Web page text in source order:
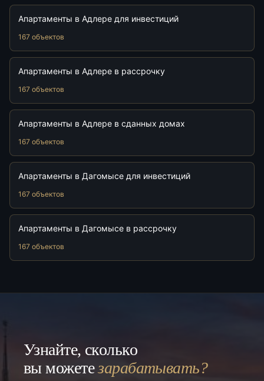
Апартаменты в Адлере для инвестиций
167 объектов
Апартаменты в Адлере в рассрочку
167 объектов
Апартаменты в Адлере в сданных домах
167 объектов
Апартаменты в Дагомысе для инвестиций
167 объектов
Апартаменты в Дагомысе в рассрочку
167 объектов
Узнайте, сколько
вы можетезарабатывать?